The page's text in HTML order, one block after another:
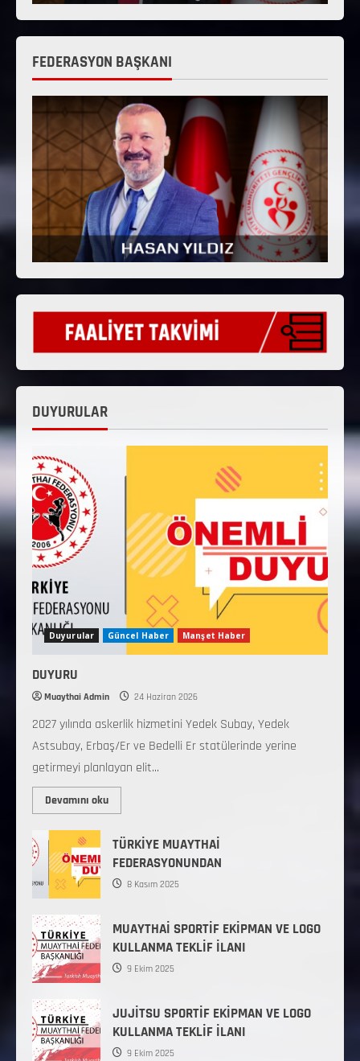
FEDERASYON BAŞKANI
DUYURULAR
Duyurular Güncel Haber Manşet Haber
DUYURU
Muaythai Admin 24 Haziran 2026
2027 yılında askerlik hizmetini Yedek Subay, Yedek
Astsubay, Erbaş/Er ve Bedelli Er statülerinde yerine
getirmeyi planlayan elit...
Devamını oku
TÜRKİYE MUAYTHAİ
FEDERASYONUNDAN
8 Kasım 2025
MUAYTHAİ SPORTİF EKİPMAN VE LOGO
KULLANMA TEKLİF İLANI
9 Ekim 2025
JUJİTSU SPORTİF EKİPMAN VE LOGO
KULLANMA TEKLİF İLANI
9 Ekim 2025